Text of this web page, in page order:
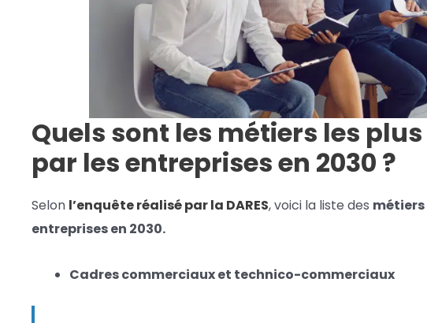
Quels sont les métiers les
par les entreprises en 2030 ?
Selon l’enquête réalisé par la DARES, voici la liste des métiers
entreprises en 2030.
Cadres commerciaux et technico-commerciaux